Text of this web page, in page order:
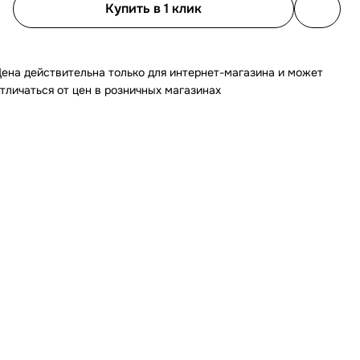
Купить в 1 клик
действительна только для интернет-магазина и может
от цен в розничных магазинах